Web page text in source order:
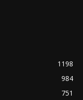
1198
984
751